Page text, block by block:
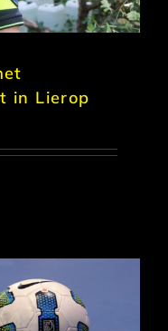
in Lierop